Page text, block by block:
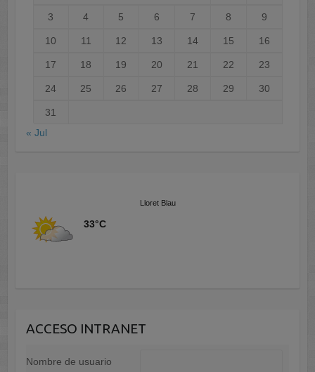
3 4 5 6 7 8 9
10 11 12 13 14 15 16
17 18 19 20 21 22 23
24 25 26 27 28 29 30
31
« Jul
Lloret Blau
33°C
ACCESO INTRANET
Nombre de usuario